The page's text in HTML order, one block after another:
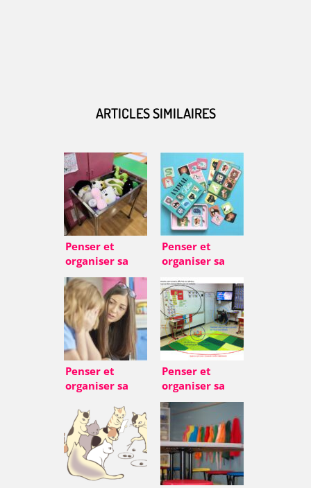
ARTICLES SIMILAIRES
Penser et
organiser sa
salle de classe
enfants FLE – 7)
L’espace
d’attente + le
choix de la
salle
Penser et
organiser sa
enfants FLE – 3)
Respecter
l’aspect
scolaire de la
classe
Penser et
organiser sa
enfants FLE – 5)
Sécuriser la
classe
Penser et
organiser sa
salle de classe
enfants FLE – 1)
Introduction